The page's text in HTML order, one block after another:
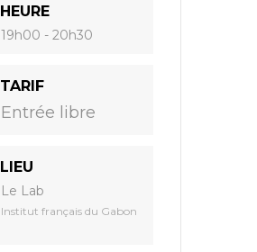
HEURE
19h00 - 20h30
TARIF
Entrée libre
LIEU
Le Lab
Institut français du Gabon